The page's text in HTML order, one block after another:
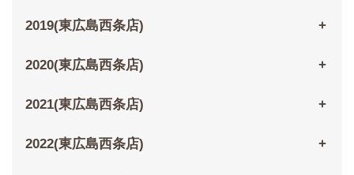
2019(東広島西条店)
2020(東広島西条店)
2021(東広島西条店)
2022(東広島西条店)